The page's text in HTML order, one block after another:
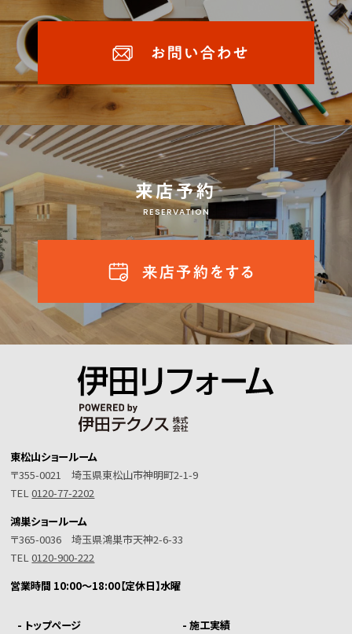
来店予約
RESERVATION
東松山ショールーム
〒355-0021 埼玉県東松山市神明町2-1-9
TEL0120-77-2202
鴻巣ショールーム
〒365-0036 埼玉県鴻巣市天神2-6-33
TEL0120-900-222
営業時間 10:00～18:00【定休日】水曜
- トップページ
-施工実績